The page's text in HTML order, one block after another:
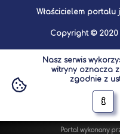
Właścicielem portalu
Copyright © 2020
Nasz serwis
witryny oznacza
zgodnie z
Portal wykonany